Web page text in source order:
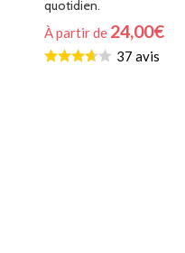
quotidien.
À partir de 24,00€
Choix Du Programme
37 avis